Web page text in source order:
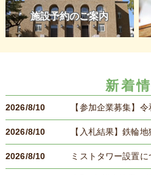
施設予約のご案内
新着
2026/8/10
2026/8/10
2026/8/10 ミストタワー設置に